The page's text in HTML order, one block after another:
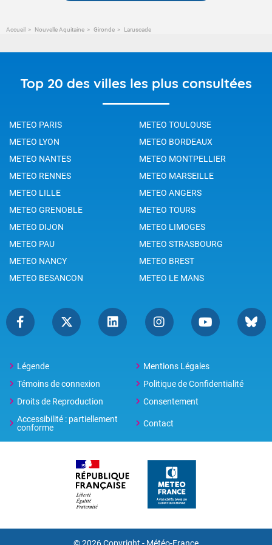
Accueil Nouvelle Aquitaine Gironde Laruscade
Top 20 des villes les plus consultées
METEO PARIS
METEO TOULOUSE
METEO LYON
METEO BORDEAUX
METEO NANTES
METEO MONTPELLIER
METEO RENNES
METEO MARSEILLE
METEO LILLE
METEO ANGERS
METEO GRENOBLE
METEO TOURS
METEO DIJON
METEO LIMOGES
METEO PAU
METEO STRASBOURG
METEO NANCY
METEO BREST
METEO BESANCON
METEO LE MANS
Légende
Mentions Légales
Témoins de connexion
Politique de Confidentialité
Droits de Reproduction
Consentement
Accessibilité : partiellement
conforme
Contact